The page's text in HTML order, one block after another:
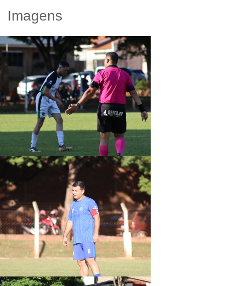
Imagens